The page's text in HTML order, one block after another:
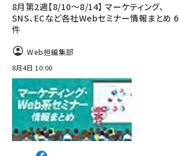
8月第2週【8/10～8/14】 マーケティング、
SNS、ECなど各社Webセミナー情報まとめ 6
件
Web担編集部
8月4日 10:00